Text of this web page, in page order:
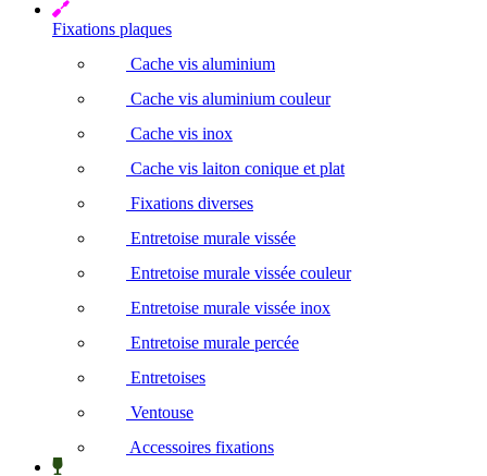
Fixations plaques
Cache vis aluminium
Cache vis aluminium couleur
Cache vis inox
Cache vis laiton conique et plat
Fixations diverses
Entretoise murale vissée
Entretoise murale vissée couleur
Entretoise murale vissée inox
Entretoise murale percée
Entretoises
Ventouse
Accessoires fixations